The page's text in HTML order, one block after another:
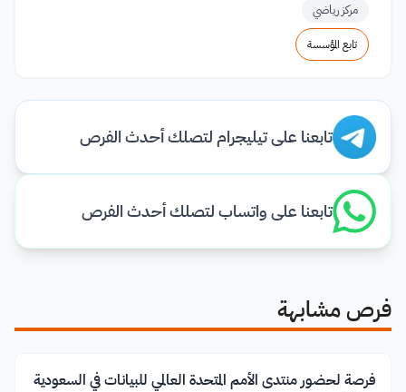
مركز رياضي
تابع المؤسسة
تابعنا على تيليجرام لتصلك أحدث الفرص
تابعنا على واتساب لتصلك أحدث الفرص
فرص مشابهة
فرصة لحضور منتدى الأمم المتحدة العالمي للبيانات في السعودية